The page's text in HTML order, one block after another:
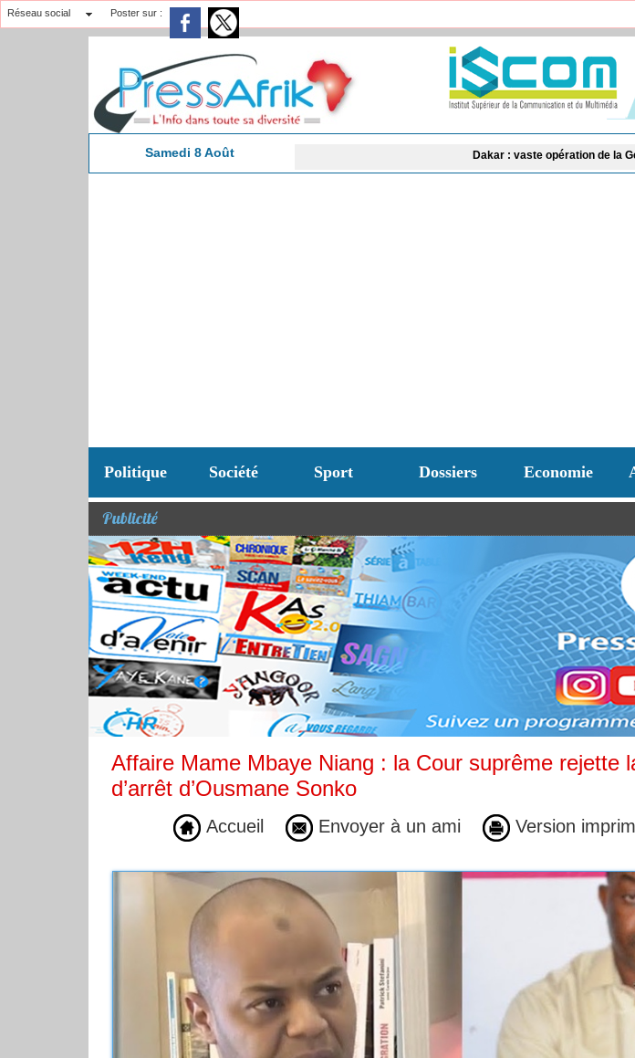
Réseau social Poster sur :
Samedi 8 Août Dakar : vaste opération de la Gendarmerie,
Politique Société Sport Dossiers Economie
Publicité
Affaire Mame Mbaye Niang : la Cour suprême rejette
d’arrêt d’Ousmane Sonko
Accueil Envoyer à un ami Version